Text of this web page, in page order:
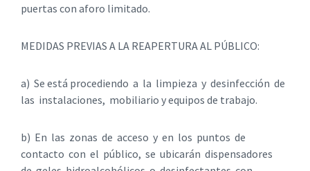
puertas con aforo limitado.
MEDIDAS PREVIAS A LA REAPERTURA AL PÚBLICO:
a) Se está procediendo a la limpieza y desinfección de
las instalaciones, mobiliario y equipos de trabajo.
b) En las zonas de acceso y en los puntos de
contacto con el público, se ubicarán dispensadores